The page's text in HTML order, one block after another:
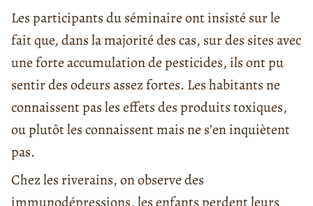
Les participants du séminaire ont insisté sur le
fait que, dans la majorité des cas, sur des sites avec
une forte accumulation de pesticides, ils ont pu
sentir des odeurs assez fortes. Les habitants ne
connaissent pas les effets des produits toxiques,
ou plutôt les connaissent mais ne s’en inquiètent
pas.
Chez les riverains, on observe des